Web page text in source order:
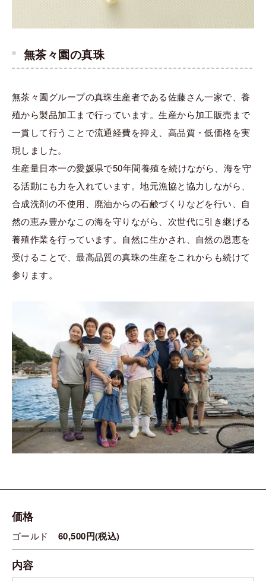
無茶々園の真珠
無茶々園グループの真珠生産者である佐藤さん一家で、養
殖から製品加工まで行っています。生産から加工販売まで
一貫して行うことで流通経費を抑え、高品質・低価格を実
現しました。
生産量日本一の愛媛県で50年間養殖を続けながら、海を守
る活動にも力を入れています。地元漁協と協力しながら、
合成洗剤の不使用、廃油からの石鹸づくりなどを行い、自
然の恵み豊かなこの海を守りながら、次世代に引き継げる
養殖作業を行っています。自然に生かされ、自然の恩恵を
受けることで、最高品質の真珠の生産をこれからも続けて
参ります。
価格
ゴールド 60,500円(税込)
内容